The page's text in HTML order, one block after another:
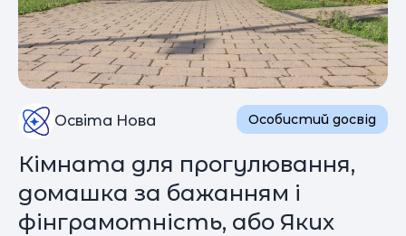
Освіта Нова Особистий досвід
Кімната для прогулювання,
домашка за бажанням і
фінграмотність, або Яких